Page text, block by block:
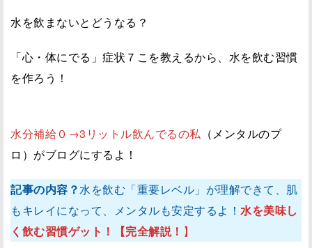
水を飲まないとどうなる？
「心・体にでる」症状７こを教えるから、水を飲む習慣
を作ろう！
水分補給０→3リットル飲んでるの私 （メンタルのプ
ロ）がブログにするよ！
記事の内容？水を飲む「重要レベル」が理解できて、肌
もキレイになって、メンタルも安定するよ！ 水を美味し
く飲む習慣ゲット！【完全解説！ 】